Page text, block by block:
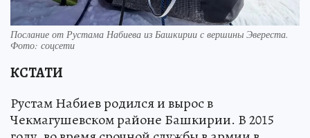
Послание от Рустама Набиева из Башкирии с вершины Эвереста.
Фото: соцсети
КСТАТИ
Рустам Набиев родился и вырос в
Чекмагушевском районе Башкирии. В 2015